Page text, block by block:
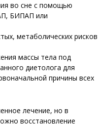
во сне с помощью
БИПАП или
метаболических
массы тела под
диетолога для
причины всех
лечение, но в
восстановление